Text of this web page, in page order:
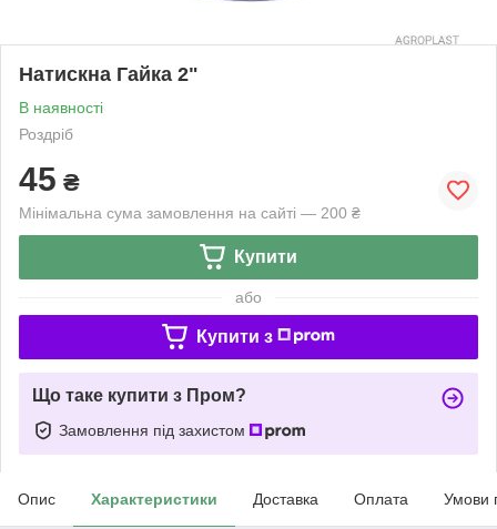
Натискна Гайка 2"
В наявності
Роздріб
45 ₴
Мінімальна сума замовлення на сайті — 200 ₴
Купити
або
Купити з
Що таке купити з Пром?
Замовлення під захистом
Опис Характеристики Доставка Оплата Умови